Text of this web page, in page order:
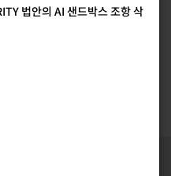
법안의 AI 샌드박스 조항 삭
범죄 55%가 AI 이용
노동조합 설립을 바라보며